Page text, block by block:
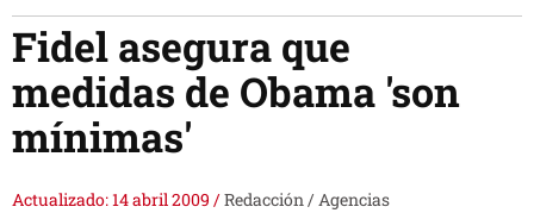
Fidel asegura que
medidas de Obama 'son
mínimas'
Actualizado: 14 abril 2009 /Redacción / Agencias